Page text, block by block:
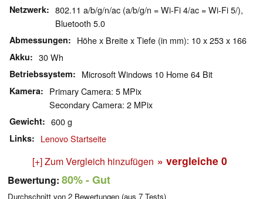
Netzwerk
802.11 a/b/g/n/ac (a/b/g/n = Wi-Fi 4/ac = Wi-Fi 5/),
Bluetooth 5.0
Abmessungen Höhe x Breite x Tiefe (in mm): 10 x 253 x 166
Akku 30 Wh
Betriebssystem Microsoft Windows 10 Home 64 Bit
Kamera
Primary Camera: 5 MPix
Secondary Camera: 2 MPix
Gewicht 600 g
Links Lenovo Startseite
[+] Zum Vergleich hinzufügen » vergleiche 0
Bewertung: 80%- Gut
Durchschnitt von 2 Bewertungen (aus 7 Tests)